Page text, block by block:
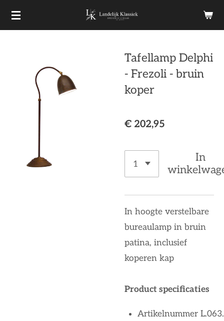
Ga
direct
hoofdinhoud
Tafellamp Delphi
- Frezoli - bruin
koper
€ 202,95
In
In hoogte verstelbare
bureaulamp in bruin
patina, inclusief
koperen kap
Product specificaties
Artikelnummer